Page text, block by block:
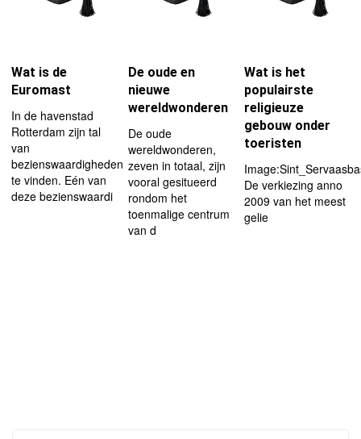
Wat is de
Euromast
In de havenstad
Rotterdam zijn tal
van
bezienswaardigheden
te vinden. Eén van
deze bezienswaardi
De oude en
nieuwe
wereldwonderen
De oude
wereldwonderen,
zeven in totaal, zijn
vooral gesitueerd
rondom het
toenmalige centrum
van d
Wat is het
populairste
religieuze
gebouw onder
toeristen
De verkiezing anno
2009 van het meest
gelie